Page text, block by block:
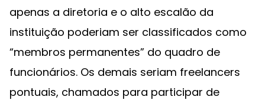
apenas a diretoria e o alto escalão da
instituição poderiam ser classificados como
“membros permanentes” do quadro de
funcionários. Os demais seriam freelancers
pontuais, chamados para participar de